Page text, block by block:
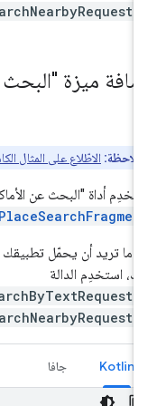
ميزة "البحث
ملاحظة:الاطّلاع على المثال الكامل
أداة "البحث عن
تريد أن يحمّل تطبيقك
استخدِم الدالة
Kotlin